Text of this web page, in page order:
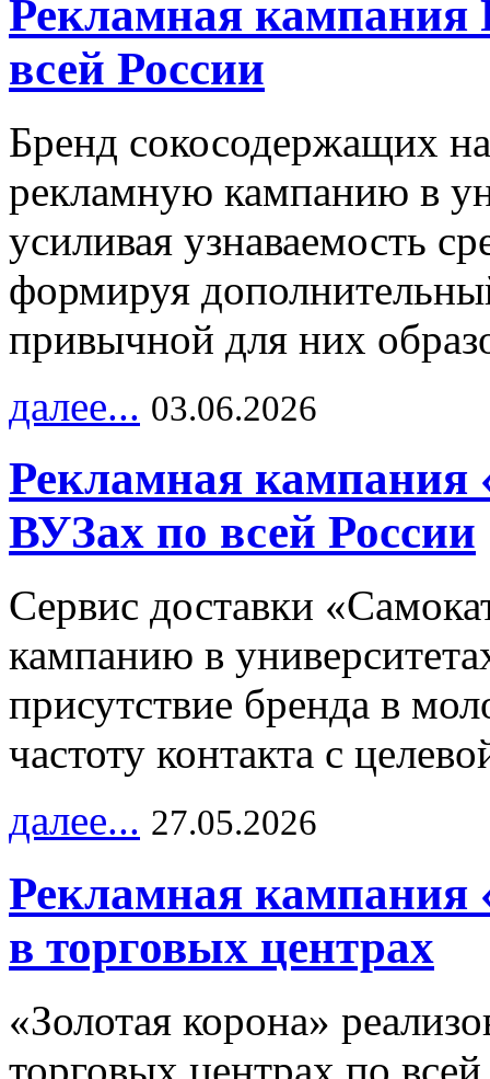
Рекламная
всей России
Бренд сокосодержащих
рекламную кампанию в
усиливая узнаваемость
формируя
привычной для них
далее... 03.06.2026
Рекламная кампания
ВУЗах по всей России
Сервис доставки
кампанию в
присутствие бренда в
частоту контакта с
далее... 27.05.2026
Рекламная кампания
в торговых центрах
«Золотая корона»